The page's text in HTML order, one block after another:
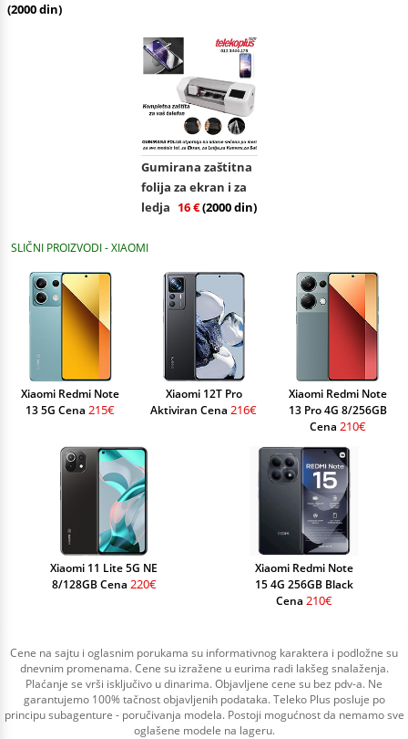
(2000 din)
Gumirana zaštitna
folija za ekran i za
ledja 16 €(2000 din)
SLIČNI PROIZVODI - XIAOMI
Xiaomi Redmi Note
13 5G Cena 215€
Xiaomi 12T Pro
Aktiviran Cena 216€
Xiaomi Redmi Note
13 Pro 4G 8/256GB
Cena 210€
Xiaomi 11 Lite 5G NE
8/128GB Cena 220€
Xiaomi Redmi Note
15 4G 256GB Black
Cena 210€
Cene na sajtu i oglasnim porukama su informativnog karaktera i podložne su
dnevnim promenama. Cene su izražene u eurima radi lakšeg snalaženja.
Plaćanje se vrši isključivo u dinarima. Objavljene cene su bez pdv-a. Ne
garantujemo 100% tačnost objavljenih podataka. Teleko Plus posluje po
principu subagenture - poručivanja modela. Postoji mogućnost da nemamo sve
oglašene modele na lageru.